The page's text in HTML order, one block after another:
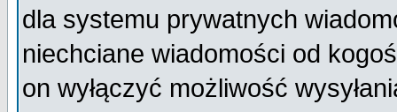
dla systemu prywatnych
niechciane wiadomości od
on wyłączyć możliwość